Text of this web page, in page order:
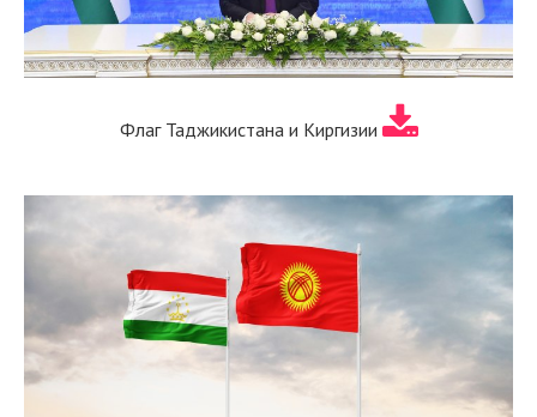
Флаг Таджикистана и Киргизии